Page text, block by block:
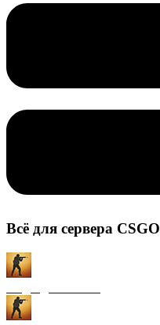
Всё для сервера CSGO